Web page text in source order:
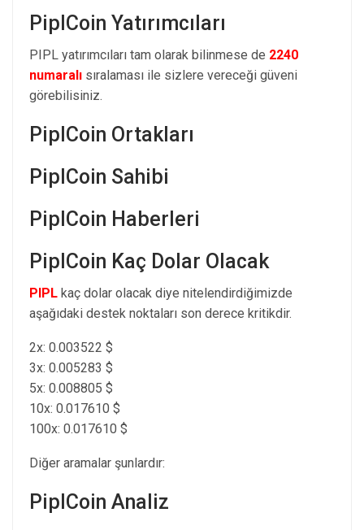
PiplCoin Yatırımcıları
PIPL yatırımcıları tam olarak bilinmese de 2240
numaralı sıralaması ile sizlere vereceği güveni
görebilisiniz.
PiplCoin Ortakları
PiplCoin Sahibi
PiplCoin Haberleri
PiplCoin Kaç Dolar Olacak
PIPL kaç dolar olacak diye nitelendirdiğimizde
aşağıdaki destek noktaları son derece kritikdir.
2x: 0.003522 $
3x: 0.005283 $
5x: 0.008805 $
10x: 0.017610 $
100x: 0.017610 $
Diğer aramalar şunlardır:
PiplCoin Analiz